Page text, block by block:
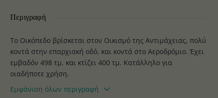
Περιγραφή
Το Οικόπεδο βρίσκεται στον Οικισμό της Αντιμάχειας, πολύ
κοντά στην επαρχιακή οδό, και κοντά στο Αεροδρόμιο. Έχει
εμβαδόν 498 τμ. και κτίζει 400 τμ. Κατάλληλο για
οιαδήποτε χρήση.
Εμφάνιση όλων περιγραφή